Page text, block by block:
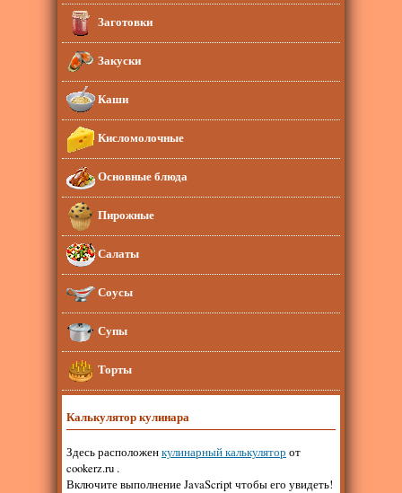
Заготовки
Закуски
Каши
Кисломолочные
Основные блюда
Пирожные
Салаты
Соусы
Супы
Торты
Калькулятор кулинара
Здесь расположенкулинарный калькулятор от
cookerz.ru .
Включите выполнение JavaScript чтобы его увидеть!